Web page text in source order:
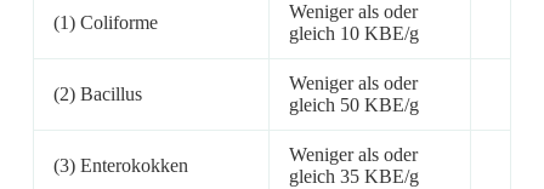
(1) Coliforme
Weniger als oder
gleich 10 KBE/g
(2) Bacillus
Weniger als oder
gleich 50 KBE/g
(3) Enterokokken
Weniger als oder
gleich 35 KBE/g